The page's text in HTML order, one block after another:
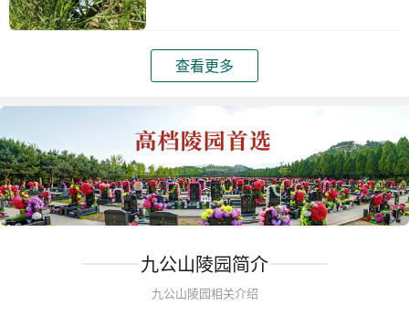
查看更多
九公山陵园简介
九公山陵园相关介绍